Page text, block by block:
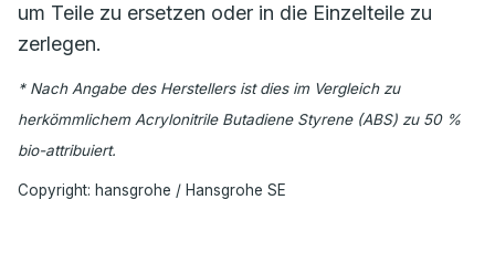
um Teile zu ersetzen oder in die Einzelteile zu
zerlegen.
* Nach Angabe des Herstellers ist dies im Vergleich zu
herkömmlichem Acrylonitrile Butadiene Styrene (ABS) zu 50 %
bio-attribuiert.
Copyright: hansgrohe / Hansgrohe SE